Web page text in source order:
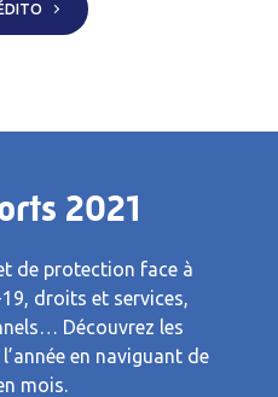
2021
de protection face à
droits et services,
Découvrez les
en naviguant de
mois.